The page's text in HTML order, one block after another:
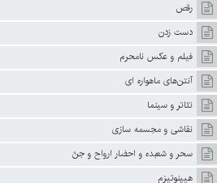
رقص
دست زدن‏
فيلم و عکس نامحرم
آنتن‌هاى ماهواره ‏اى
تئاتر و سينما
نقاشى و مجسمه سازى
سحر و شعبده و احضار ارواح و جنّ
هيپنوتيزم